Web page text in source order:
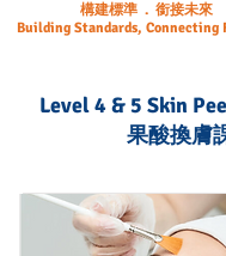
構建標準 . 銜接未來
Building Standards, Connecting
Level 4 & 5 Skin
果酸換膚